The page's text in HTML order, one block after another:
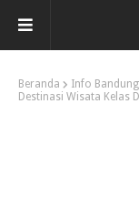
Beranda Info Bandung
Destinasi Wisata Kelas